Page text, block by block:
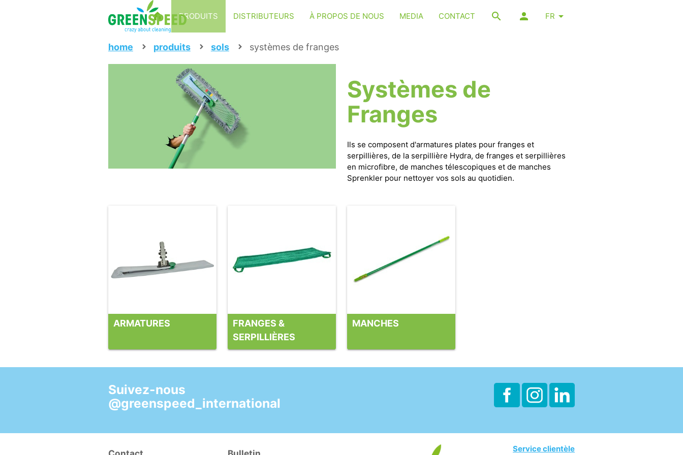
FR
PRODUITS DISTRIBUTEURS À PROPOS DE NOUS MEDIA CONTACT
home produits sols systèmes de franges
Systèmes de
Franges
Ils se composent d'armatures plates pour franges et
serpillières, de la serpillière Hydra, de franges et serpillières
en microfibre, de manches télescopiques et de manches
Sprenkler pour nettoyer vos sols au quotidien.
ARMATURES
FRANGES &
SERPILLIÈRES
MANCHES
Suivez-nous
@greenspeed_international
Service clientèle